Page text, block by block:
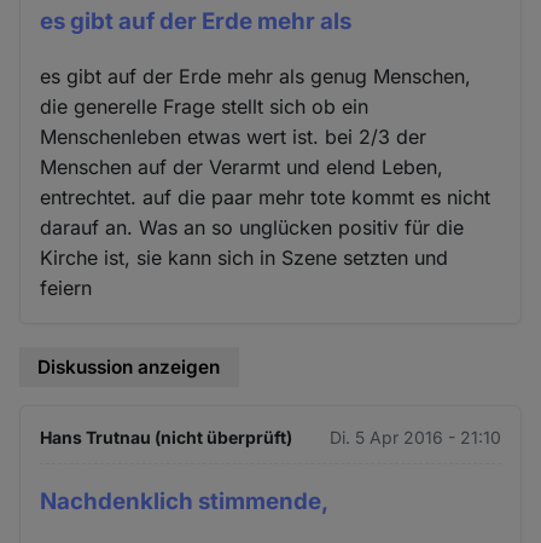
es gibt auf der Erde mehr als
es gibt auf der Erde mehr als genug Menschen,
die generelle Frage stellt sich ob ein
Menschenleben etwas wert ist. bei 2/3 der
Menschen auf der Verarmt und elend Leben,
entrechtet. auf die paar mehr tote kommt es nicht
darauf an. Was an so unglücken positiv für die
Kirche ist, sie kann sich in Szene setzten und
feiern
Diskussion anzeigen
Hans Trutnau (nicht überprüft) Di. 5 Apr 2016 - 21:10
Nachdenklich stimmende,